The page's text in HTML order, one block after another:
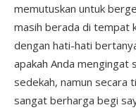
memutuskan untuk
masih berada di tempat
dengan hati-hati
apakah Anda mengingat
sedekah, namun secara
sangat berharga begi